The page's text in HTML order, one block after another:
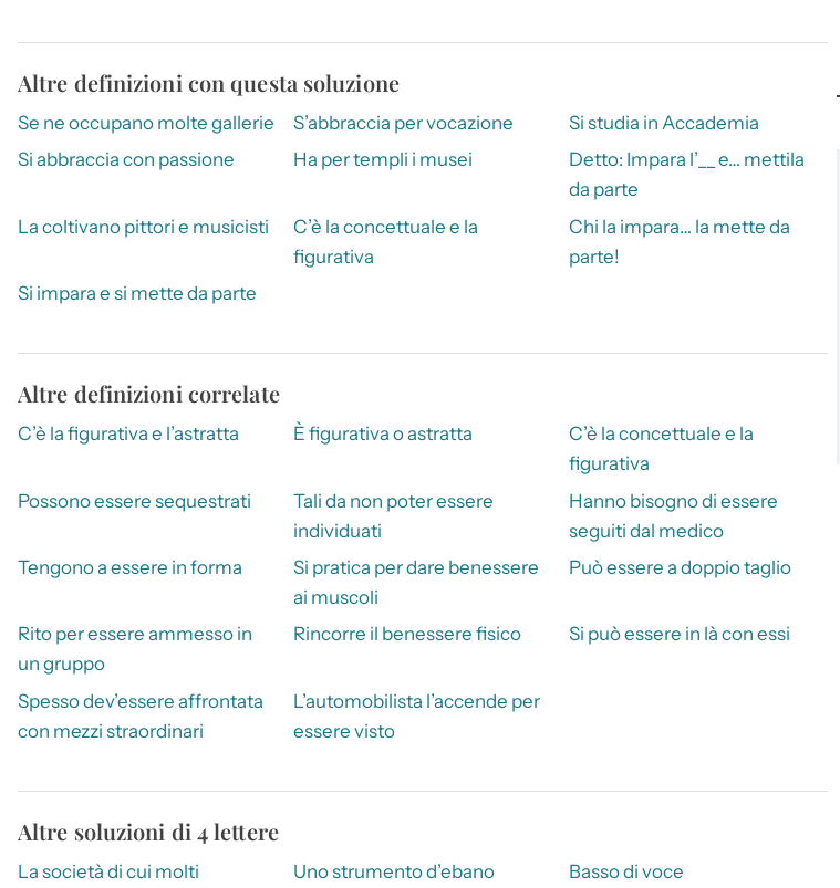
Altre definizioni con questa soluzione
Se ne occupano molte gallerie S’abbraccia per vocazione
Si studia in Accademia
Si abbraccia con passione
Ha per templi i musei
Detto: Impara l’__ e… mettila
da parte
La coltivano pittori e musicisti
C’è la concettuale e la
figurativa
Chi la impara… la mette da
parte!
Si impara e si mette da parte
Altre definizioni correlate
C’è la figurativa e l’astratta È figurativa o astratta
C’è la concettuale e la
figurativa
Possono essere sequestrati
Tali da non poter essere
individuati
Hanno bisogno di essere
seguiti dal medico
Tengono a essere in forma
Si pratica per dare benessere
ai muscoli
Può essere a doppio taglio
Rito per essere ammesso in
un gruppo
Rincorre il benessere fisico Si può essere in là con essi
Spesso dev’essere affrontata
con mezzi straordinari
L’automobilista l’accende per
essere visto
Altre soluzioni di 4 lettere
La società di cui molti
Uno strumento d’ebano Basso di voce